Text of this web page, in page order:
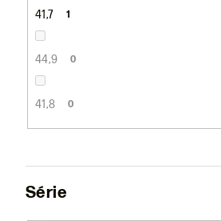
41,7 1
44,9 0
41,8 0
Série